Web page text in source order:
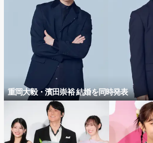
重岡大毅・濱田崇裕 結婚を同時発表